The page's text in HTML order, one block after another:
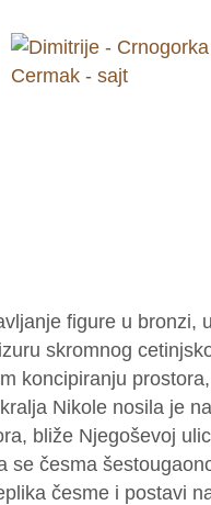
figure u bronzi,
skromnog
koncipiranju
Nikole nosila je
bliže Njegoševoj
se česma
česme i postavi